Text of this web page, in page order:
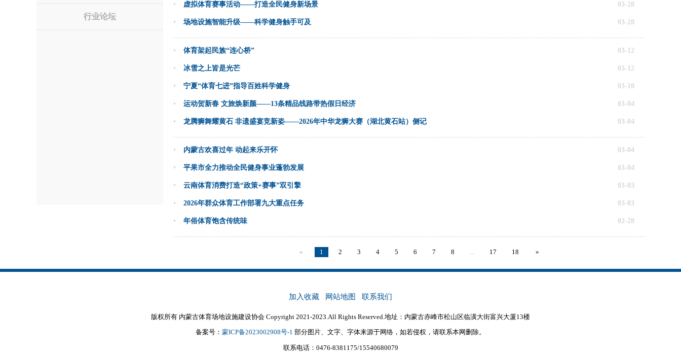
行业论坛
• 虚拟体育赛事活动——打造全民健身新场景 03-28
• 场地设施智能升级——科学健身触手可及 03-28
• 体育架起民族“连心桥” 03-12
• 冰雪之上皆是光芒 03-12
• 宁夏“体育七进”指导百姓科学健身 03-10
• 运动贺新春 文旅焕新颜——13条精品线路带热假日经济 03-04
• 龙腾狮舞耀黄石 非遗盛宴竞新姿——2026年中华龙狮大赛（湖北黄石站）侧记 03-04
• 内蒙古欢喜过年 动起来乐开怀 03-04
• 平果市全力推动全民健身事业蓬勃发展 03-04
• 云南体育消费打造“政策+赛事”双引擎 03-03
• 2026年群众体育工作部署九大重点任务 03-03
• 年俗体育饱含传统味 02-28
« 1 2 3 4 5 6 7 8 ... 17 18 »
加入收藏 网站地图 联系我们
版权所有 内蒙古体育场地设施建设协会 Copyright 2021-2023.All Rights Reserved.地址：内蒙古赤峰市松山区临潢大街富兴大厦13楼
备案号： 蒙ICP备2023002908号-1 部分图片、文字、字体来源于网络，如若侵权，请联系本网删除。
联系电话：0476-8381175/15540680079